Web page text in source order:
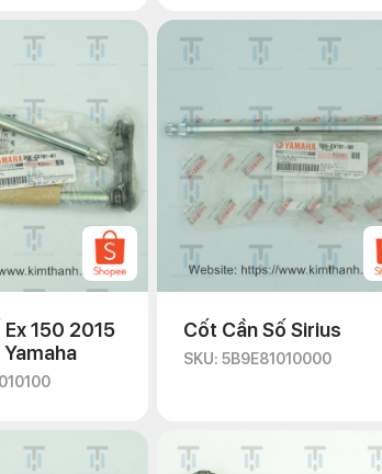
150 2015
Cốt Cần Số Sirius
SKU: 5B9E81010000